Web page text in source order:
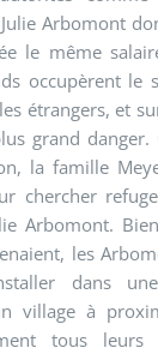
Arbomont
le même
occupèrent le
étrangers, et
grand danger.
la famille
chercher
Arbomont.
les
dans
village à
tous